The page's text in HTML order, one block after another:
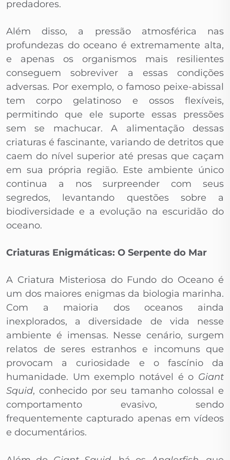
predadores.
Além disso, a pressão atmosférica nas
profundezas do oceano é extremamente alta,
e apenas os organismos mais resilientes
conseguem sobreviver a essas condições
adversas. Por exemplo, o famoso peixe-abissal
tem corpo gelatinoso e ossos flexíveis,
permitindo que ele suporte essas pressões
sem se machucar. A alimentação dessas
criaturas é fascinante, variando de detritos que
caem do nível superior até presas que caçam
em sua própria região. Este ambiente único
continua a nos surpreender com seus
segredos, levantando questões sobre a
biodiversidade e a evolução na escuridão do
oceano.
Criaturas Enigmáticas: O Serpente do Mar
A Criatura Misteriosa do Fundo do Oceano é
um dos maiores enigmas da biologia marinha.
Com a maioria dos oceanos ainda
inexplorados, a diversidade de vida nesse
ambiente é imensas. Nesse cenário, surgem
relatos de seres estranhos e incomuns que
provocam a curiosidade e o fascínio da
humanidade. Um exemplo notável é o Giant
Squid, conhecido por seu tamanho colossal e
comportamento evasivo, sendo
frequentemente capturado apenas em vídeos
e documentários.